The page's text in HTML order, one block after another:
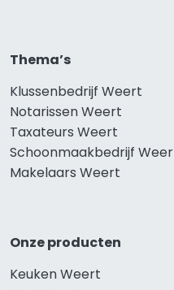
Thema’s
Klussenbedrijf Weert
Notarissen Weert
Taxateurs Weert
Schoonmaakbedrijf
Makelaars Weert
Onze producten
Keuken Weert